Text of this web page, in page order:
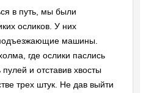
в путь, мы были
осликов. У них
машины.
где ослики паслись
и отставив хвосты
трех штук. Не дав выйти